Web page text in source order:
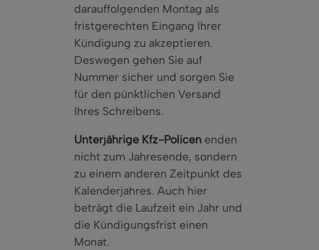
darauffolgenden Montag als
fristgerechten Eingang Ihrer
Kündigung zu akzeptieren.
Deswegen gehen Sie auf
Nummer sicher und sorgen Sie
für den pünktlichen Versand
Ihres Schreibens.
Unterjährige Kfz-Policen enden
nicht zum Jahresende, sondern
zu einem anderen Zeitpunkt des
Kalenderjahres. Auch hier
beträgt die Laufzeit ein Jahr und
die Kündigungsfrist einen
Monat.